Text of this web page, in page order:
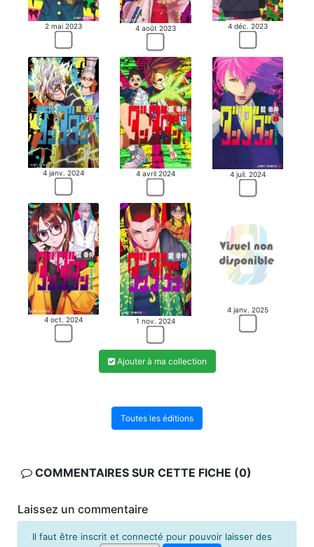
2 mai 2023 4 août 2023 4 déc. 2023
4 janv. 2024 4 avril 2024 4 juil. 2024
4 oct. 2024 1 nov. 2024
4 janv. 2025
Ajouter à ma collection
Toutes les éditions
COMMENTAIRES SUR CETTE FICHE (0)
Laissez un commentaire
Il faut être inscrit et connecté pour pouvoir laisser des